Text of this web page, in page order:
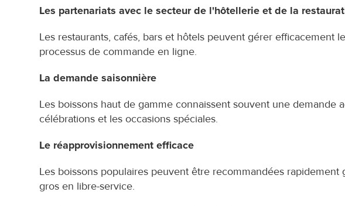
Les partenariats avec le secteur de l'hôtellerie et de la
Les restaurants, cafés, bars et hôtels peuvent gérer efficacement
processus de commande en ligne.
La demande saisonnière
Les boissons haut de gamme connaissent souvent une demande
célébrations et les occasions spéciales.
Le réapprovisionnement efficace
Les boissons populaires peuvent être recommandées
gros en libre-service.